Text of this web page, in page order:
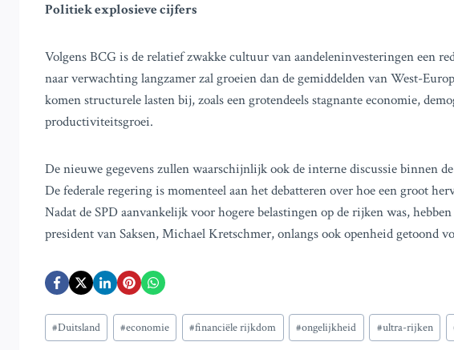
Politiek explosieve cijfers
Volgens BCG is de relatief zwakke cultuur van aandeleninvesteringen een
naar verwachting langzamer zal groeien dan de gemiddelden van West-
komen structurele lasten bij, zoals een grotendeels stagnante economie,
productiviteitsgroei.
De nieuwe gegevens zullen waarschijnlijk ook de interne discussie binnen
De federale regering is momenteel aan het debatteren over hoe een groot
Nadat de SPD aanvankelijk voor hogere belastingen op de rijken was,
president van Saksen, Michael Kretschmer, onlangs ook openheid getoond
Bericht
tags:
#Duitsland #economie #financiële rijkdom #ongelijkheid #ultra-rijken